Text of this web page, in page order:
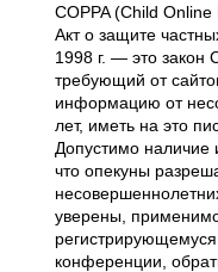
COPPA (Child
Акт о защите
1998 г. — это закон
требующий от
информацию от
лет, иметь на это
Допустимо наличие
что опекуны
уверены,
конференции,